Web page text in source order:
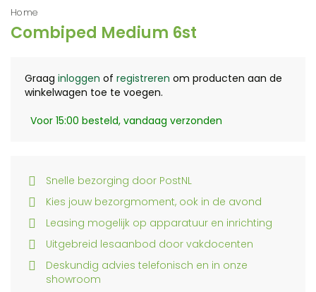
Home
Combiped Medium 6st
Graag inloggen of registreren om producten aan de
winkelwagen toe te voegen.
Voor 15:00 besteld, vandaag verzonden
Snelle bezorging door PostNL
Kies jouw bezorgmoment, ook in de avond
Leasing mogelijk op apparatuur en inrichting
Uitgebreid lesaanbod door vakdocenten
Deskundig advies telefonisch en in onze
showroom